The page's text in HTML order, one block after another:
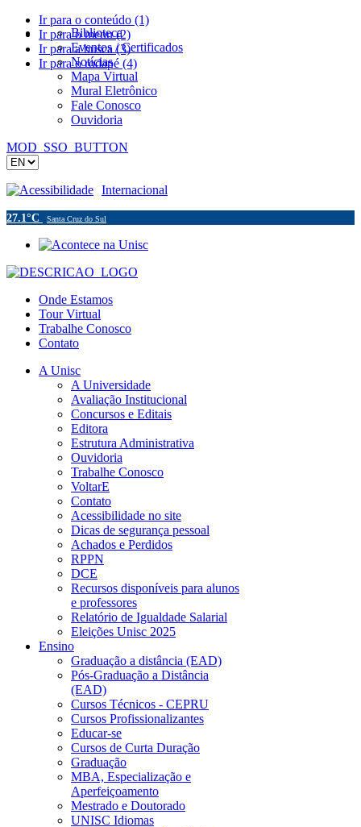
Ir para o conteúdo (1)
Ir para o menu (2)
Ir para a busca (3)
Ir para o rodapé (4)
Biblioteca
Eventos / Certificados
Notícias
Mapa Virtual
Mural Eletrônico
Fale Conosco
Ouvidoria
MOD_SSO_BUTTON
Acessibilidade Internacional
27.1°C Santa Cruz do Sul
Onde Estamos
Tour Virtual
Trabalhe Conosco
Contato
A Unisc
A Universidade
Avaliação Institucional
Concursos e Editais
Editora
Estrutura Administrativa
Ouvidoria
Trabalhe Conosco
VoltarE
Contato
Acessibilidade no site
Dicas de segurança pessoal
Achados e Perdidos
RPPN
DCE
Recursos disponíveis para alunos
e professores
Relatório de Igualdade Salarial
Eleições Unisc 2025
Ensino
Graduação a distância (EAD)
Pós-Graduação a Distância
(EAD)
Cursos Técnicos - CEPRU
Cursos Profissionalizantes
Educar-se
Cursos de Curta Duração
Graduação
MBA, Especialização e
Aperfeiçoamento
Mestrado e Doutorado
UNISC Idiomas